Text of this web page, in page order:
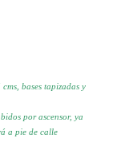
bases tapizadas y
porascensor, ya
a pie de calle